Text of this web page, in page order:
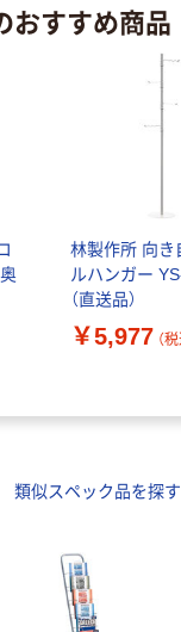
おすすめ商品
林製作所 向き
ルハンガー
（直送品）
￥5,977 （
類似スペック品を探す